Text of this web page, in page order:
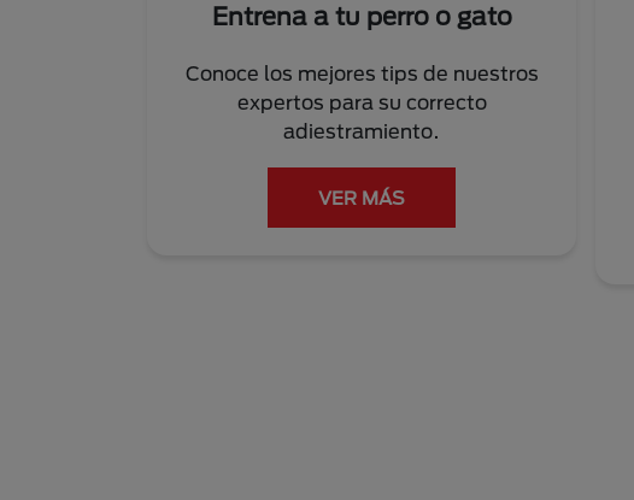
Entrena a tu perro o gato
Conoce los mejores tips de nuestros
expertos para su correcto
adiestramiento.
VER MÁS